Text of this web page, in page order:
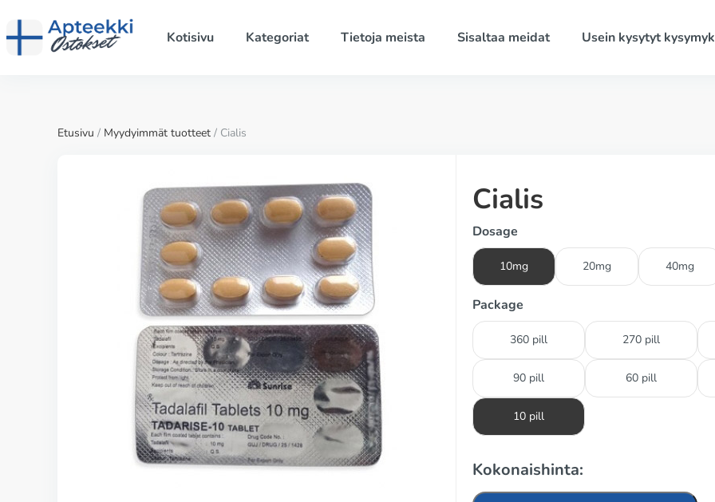
Kotisivu Kategoriat Tietoja meista Sisaltaa meidat Usein kysytyt
Etusivu / Myydyimmät tuotteet / Cialis
Cialis
Dosage
10mg 20mg 40mg
Package
360 pill 270 pill
90 pill 60 pill
10 pill
Kokonaishinta: